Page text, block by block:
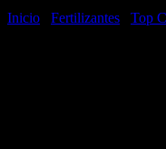
Inicio
Fertilizantes Top